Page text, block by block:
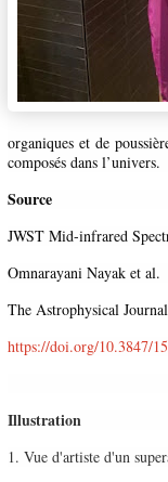
organiques et de
composés dans l’univers.
Source
JWST Mid-infrared
Omnarayani Nayak et al.
The Astrophysical
https://doi.org/10.3847/
Illustration
1. Vue d'artiste d'un